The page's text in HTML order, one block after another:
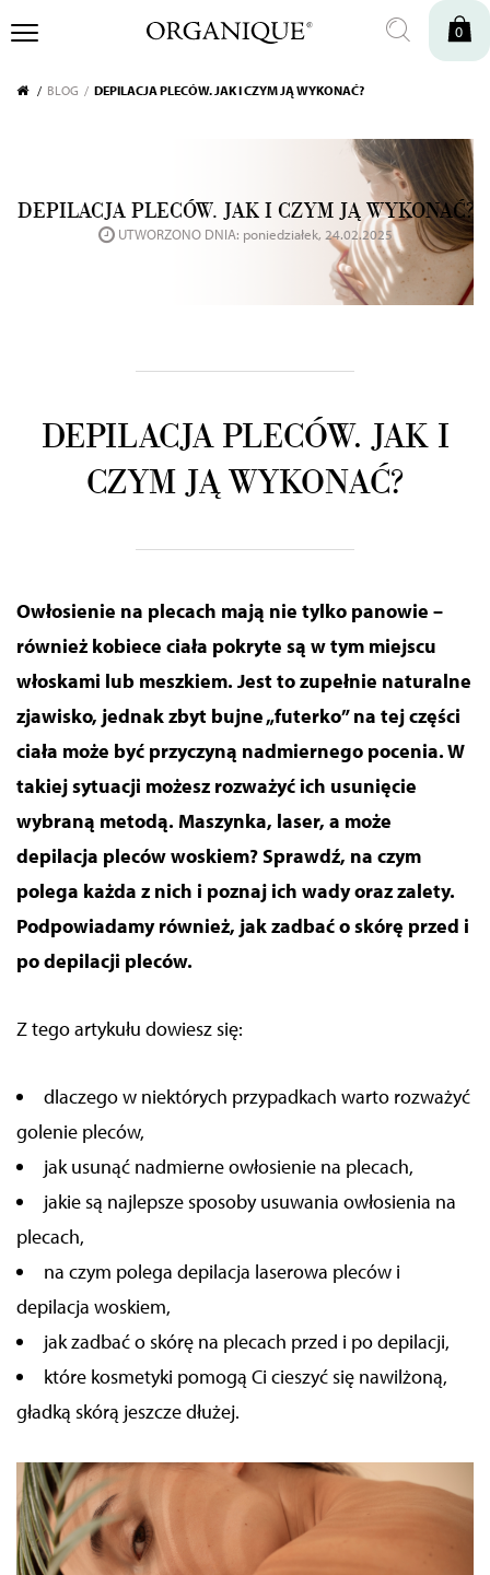
0
BLOG DEPILACJA PLECÓW. JAK I CZYM JĄ WYKONAĆ?
DEPILACJA PLECÓW. JAK I CZYM JĄ WYKONAĆ?
UTWORZONO DNIA: poniedziałek, 24.02.2025
DEPILACJA PLECÓW. JAK I
CZYM JĄ WYKONAĆ?
Owłosienie na plecach mają nie tylko panowie –
również kobiece ciała pokryte są w tym miejscu
włoskami lub meszkiem. Jest to zupełnie naturalne
zjawisko, jednak zbyt bujne „futerko” na tej części
ciała może być przyczyną nadmiernego pocenia. W
takiej sytuacji możesz rozważyć ich usunięcie
wybraną metodą. Maszynka, laser, a może
depilacja pleców woskiem? Sprawdź, na czym
polega każda z nich i poznaj ich wady oraz zalety.
Podpowiadamy również, jak zadbać o skórę przed i
po depilacji pleców.
Z tego artykułu dowiesz się:
dlaczego w niektórych przypadkach warto rozważyć
golenie pleców,
jak usunąć nadmierne owłosienie na plecach,
jakie są najlepsze sposoby usuwania owłosienia na
plecach,
na czym polega depilacja laserowa pleców i
depilacja woskiem,
jak zadbać o skórę na plecach przed i po depilacji,
które kosmetyki pomogą Ci cieszyć się nawilżoną,
gładką skórą jeszcze dłużej.